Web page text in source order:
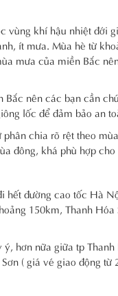
vùng khí hậu nhiệt đới
ít mưa. Mùa hè từ
mưa của miền Bắc
nên các bạn cần
lốc để đảm bảo an
chia rõ rệt theo
đông, khá phù hợp
đường cao tốc Hà
150km, Thanh
hơn nữa giữa tp
( giá vé giao động từ